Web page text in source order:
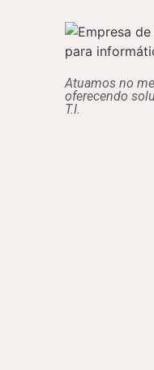
Atuamos no
oferecendo
T.I.